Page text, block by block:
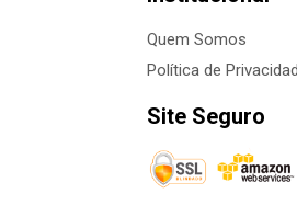
Quem Somos
Política de
Site Seguro